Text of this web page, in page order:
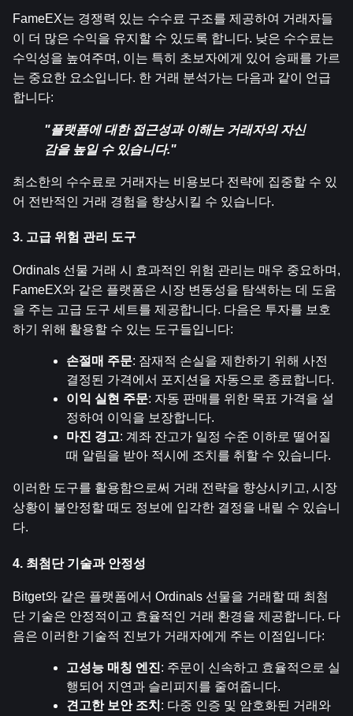
FameEX는 경쟁력 있는 수수료 구조를 제공하여 거래자들
이 더 많은 수익을 유지할 수 있도록 합니다. 낮은 수수료는
수익성을 높여주며, 이는 특히 초보자에게 있어 승패를 가르
는 중요한 요소입니다. 한 거래 분석가는 다음과 같이 언급
합니다:
"플랫폼에 대한 접근성과 이해는 거래자의 자신
감을 높일 수 있습니다."
최소한의 수수료로 거래자는 비용보다 전략에 집중할 수 있
어 전반적인 거래 경험을 향상시킬 수 있습니다.
3. 고급 위험 관리 도구
Ordinals 선물 거래 시 효과적인 위험 관리는 매우 중요하며,
FameEX와 같은 플랫폼은 시장 변동성을 탐색하는 데 도움
을 주는 고급 도구 세트를 제공합니다. 다음은 투자를 보호
하기 위해 활용할 수 있는 도구들입니다:
손절매 주문: 잠재적 손실을 제한하기 위해 사전
결정된 가격에서 포지션을 자동으로 종료합니다.
이익 실현 주문: 자동 판매를 위한 목표 가격을 설
정하여 이익을 보장합니다.
마진 경고: 계좌 잔고가 일정 수준 이하로 떨어질
때 알림을 받아 적시에 조치를 취할 수 있습니다.
이러한 도구를 활용함으로써 거래 전략을 향상시키고, 시장
상황이 불안정할 때도 정보에 입각한 결정을 내릴 수 있습니
다.
4. 최첨단 기술과 안정성
Bitget와 같은 플랫폼에서 Ordinals 선물을 거래할 때 최첨
단 기술은 안정적이고 효율적인 거래 환경을 제공합니다. 다
음은 이러한 기술적 진보가 거래자에게 주는 이점입니다:
고성능 매칭 엔진: 주문이 신속하고 효율적으로 실
행되어 지연과 슬리피지를 줄여줍니다.
견고한 보안 조치 : 다중 인증 및 암호화된 거래와